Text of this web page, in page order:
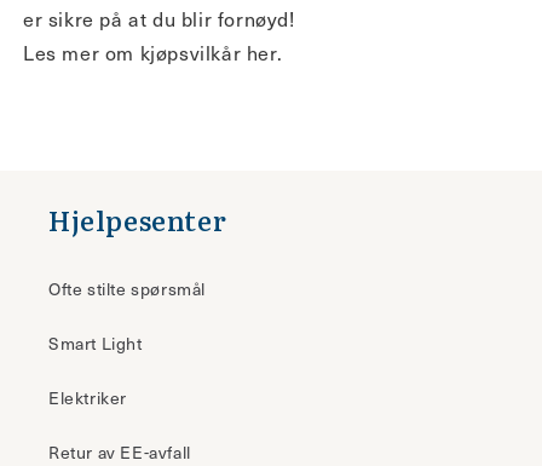
er sikre på at du blir fornøyd!
Les mer om kjøpsvilkår her.
Hjelpesenter
Ofte stilte spørsmål
Smart Light
Elektriker
Retur av EE-avfall